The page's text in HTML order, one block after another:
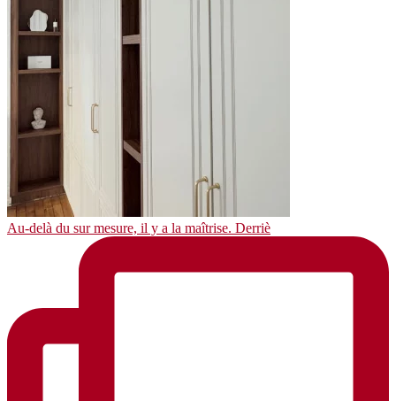
Au-delà du sur mesure, il y a la maîtrise. Derriè